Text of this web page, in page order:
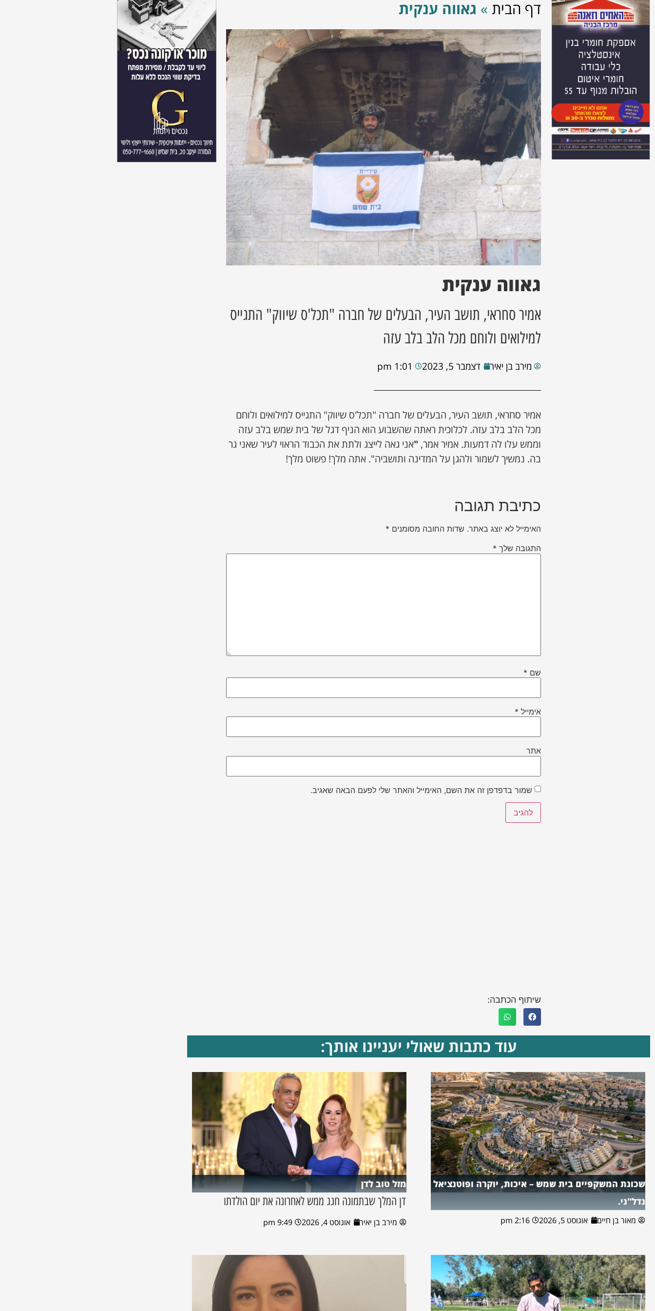
דף הבית » גאווה ענקית
גאווה ענקית
אמיר סחראי, תושב העיר, הבעלים של חברה "תכל'ס שיווק" התגייס
למילואים ולוחם מכל הלב בלב עזה
מירב בן יאיר דצמבר 5, 2023 1:01 pm
אמיר סחראי, תושב העיר, הבעלים של חברה "תכל'ס שיווק" התגייס למילואים ולוחם
מכל הלב בלב עזה. לכלוכית ראתה שהשבוע הוא הניף דגל של בית שמש בלב עזה
וממש עלו לה דמעות. אמיר אמר, "אני גאה לייצג ולתת את הכבוד הראוי לעיר שאני גר
בה. נמשיך לשמור ולהגן על המדינה ותושביה". אתה מלך! פשוט מלך!
כתיבת תגובה
האימייל לא יוצג באתר. שדות החובה מסומנים *
התגובה שלך *
שם *
אימייל *
אתר
שמור בדפדפן זה את השם, האימייל והאתר שלי לפעם הבאה שאגיב.
שיתוף הכתבה:
עוד כתבות שאולי יעניינו אותך:
שכונת המשקפיים בית שמש – איכות, יוקרה ופוטנציאל
נדל"ני.
מאור בן חיים אוגוסט 5, 2026 2:16 pm
מזל טוב לדן
דן המלך שבתמונה חגג ממש לאחרונה את יום הולדתו
מירב בן יאיר אוגוסט 4, 2026 9:49 pm